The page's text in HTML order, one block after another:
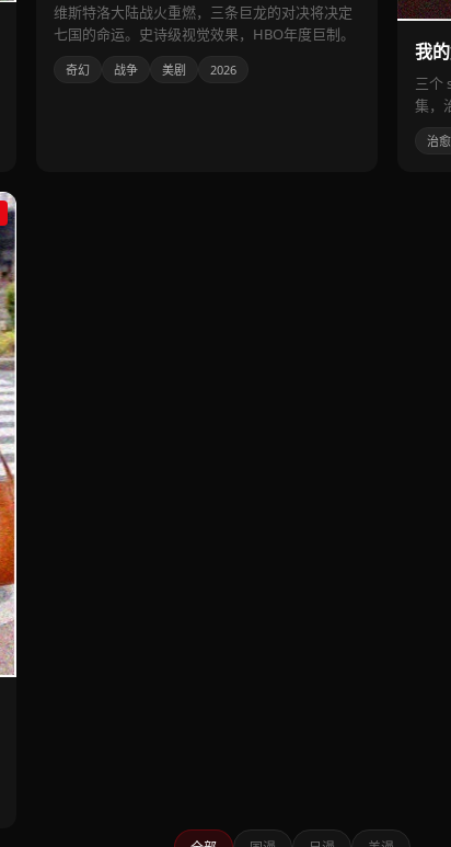
维斯特洛大陆战火重燃，三条巨龙的对决将决定
七国的命运。史诗级视觉效果，HBO年度巨制。
奇幻 战争 美剧 2026
我
三个
集，
治愈